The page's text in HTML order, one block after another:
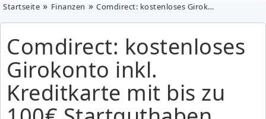
Startseite Finanzen Comdirect: kostenloses Girokonto inkl. Kreditkarte mit bis zu 100€ Startguthaben
Comdirect: kostenloses
Girokonto inkl.
Kreditkarte mit bis zu